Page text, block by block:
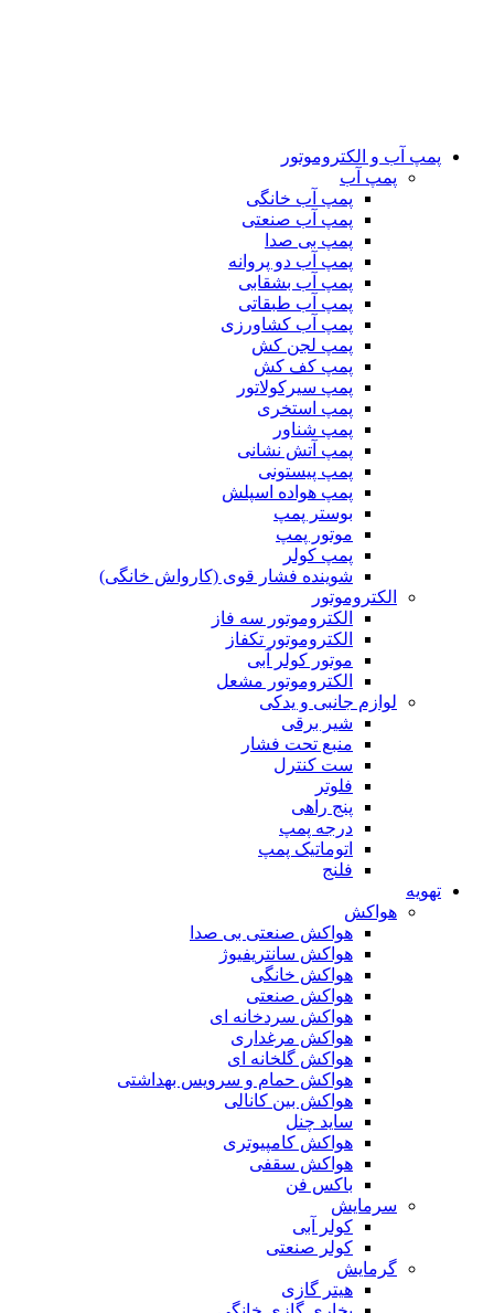
پمپ آب و الکتروموتور
پمپ آب
پمپ آب خانگی
پمپ آب صنعتی
پمپ بی صدا
پمپ آب دو پروانه
پمپ آب بشقابی
پمپ آب طبقاتی
پمپ آب کشاورزی
پمپ لجن کش
پمپ کف کش
پمپ سیرکولاتور
پمپ استخری
پمپ شناور
پمپ آتش نشانی
پمپ پیستونی
پمپ هواده اسپلش
بوستر پمپ
موتور پمپ
پمپ کولر
شوینده فشار قوی (کارواش خانگی)
الکتروموتور
الکتروموتور سه فاز
الکتروموتور تکفاز
موتور کولر آبی
الکتروموتور مشعل
لوازم جانبی و یدکی
شیر برقی
منبع تحت فشار
ست کنترل
فلوتر
پنج راهی
درجه پمپ
اتوماتیک پمپ
فلنج
تهویه
هواکش
هواکش صنعتی بی صدا
هواکش سانتریفیوژ
هواکش خانگی
هواکش صنعتی
هواکش سردخانه ای
هواکش مرغداری
هواکش گلخانه ای
هواکش حمام و سرویس بهداشتی
هواکش بین کانالی
ساید چنل
هواکش کامپیوتری
هواکش سقفی
باکس فن
سرمایش
کولر آبی
کولر صنعتی
گرمایش
هیتر گازی